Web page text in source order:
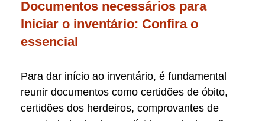
Documentos necessários para
Iniciar o inventário: Confira o
essencial
Para dar início ao inventário, é fundamental
reunir documentos como certidões de óbito,
certidões dos herdeiros, comprovantes de